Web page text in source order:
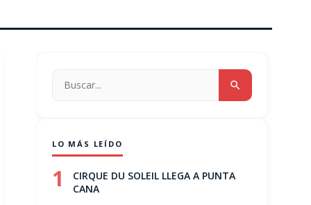
LO MÁS LEÍDO
1
CIRQUE DU SOLEIL LLEGA A PUNTA
CANA